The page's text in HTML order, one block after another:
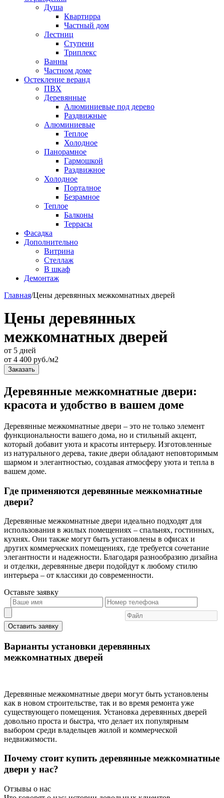
Душа
Квартирра
Частный дом
Лестниц
Ступени
Триплекс
Ванны
Частном доме
Остекление веранд
ПВХ
Деревянные
Алюминиевые под дерево
Раздвижные
Алюминиевые
Теплое
Холодное
Панорамное
Гармошкой
Раздвижное
Холодное
Порталное
Безрамное
Теплое
Балконы
Террасы
Фасадка
Дополнительно
Витрина
Стеллаж
В шкаф
Демонтаж
Главная/Цены деревянных межкомнатных дверей
Цены деревянных
межкомнатных дверей
от 5 дней
от 4 400 руб./м2
Заказать
Деревянные межкомнатные двери:
красота и удобство в вашем доме
Деревянные межкомнатные двери – это не только элемент
функциональности вашего дома, но и стильный акцент,
который добавит уюта и красоты интерьеру. Изготовленные
из натурального дерева, такие двери обладают неповторимым
шармом и элегантностью, создавая атмосферу уюта и тепла в
вашем доме.
Где применяются деревянные межкомнатные
двери?
Деревянные межкомнатные двери идеально подходят для
использования в жилых помещениях – спальнях, гостинных,
кухнях. Они также могут быть установлены в офисах и
других коммерческих помещениях, где требуется сочетание
элегантности и надежности. Благодаря разнообразию дизайна
и отделки, деревянные двери подойдут к любому стилю
интерьера – от классики до современности.
Оставьте заявку
Оставить заявку
Варианты установки деревянных
межкомнатных дверей
Деревянные межкомнатные двери могут быть установлены
как в новом строительстве, так и во время ремонта уже
существующего помещения. Установка деревянных дверей
довольно проста и быстра, что делает их популярным
выбором среди владельцев жилой и коммерческой
недвижимости.
Почему стоит купить деревянные межкомнатные
двери у нас?
Отзывы о нас